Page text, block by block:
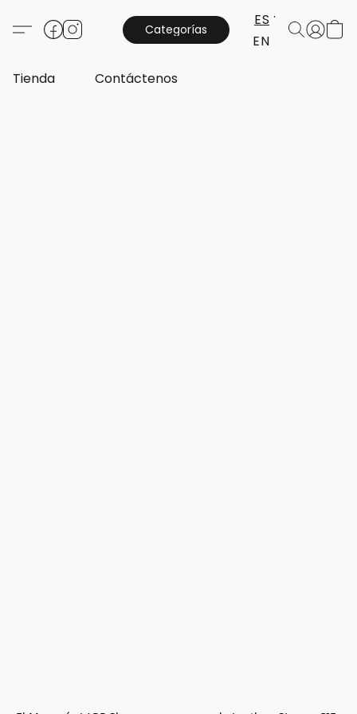
Categorías
ES
EN
Tienda Contáctenos